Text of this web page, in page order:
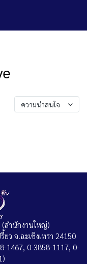
ความน่าสนใจ
สำนักงานใหญ่)
ว จ.ฉะเชิงเทรา 24150
1467, 0-3858-1117, 0-